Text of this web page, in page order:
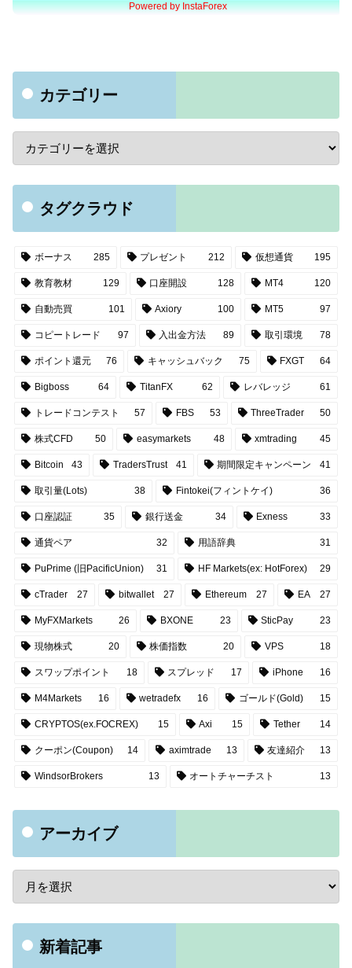
カテゴリー
タグクラウド
ボーナス 285 プレゼント 212 仮想通貨 195
教育教材 129 口座開設 128 MT4 120
自動売買 101 Axiory 100 MT5 97
コピートレード 97 入出金方法 89 取引環境 78
ポイント還元 76 キャッシュバック 75 FXGT 64
Bigboss 64 TitanFX 62 レバレッジ 61
トレードコンテスト 57 FBS 53 ThreeTrader 50
株式CFD 50 easymarkets 48 xmtrading 45
Bitcoin 43 TradersTrust 41 期間限定キャンペーン 41
取引量(Lots) 38 Fintokei(フィントケイ) 36
口座認証 35 銀行送金 34 Exness 33
通貨ペア 32 用語辞典 31
PuPrime (旧PacificUnion) 31 HF Markets(ex: HotForex) 29
cTrader 27 bitwallet 27 Ethereum 27 EA 27
MyFXMarkets 26 BXONE 23 SticPay 23
現物株式 20 株価指数 20 VPS 18
スワップポイント 18 スプレッド 17 iPhone 16
M4Markets 16 wetradefx 16 ゴールド(Gold) 15
CRYPTOS(ex.FOCREX) 15 Axi 15 Tether 14
クーポン(Coupon) 14 aximtrade 13 友達紹介 13
WindsorBrokers 13 オートチャーチスト 13
アーカイブ
新着記事